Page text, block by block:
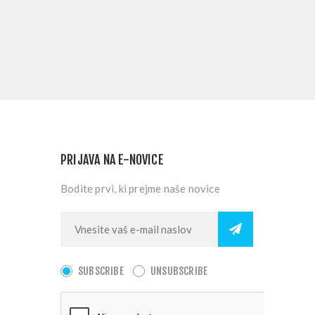
PRIJAVA NA E-NOVICE
Bodite prvi, ki prejme naše novice
SUBSCRIBE UNSUBSCRIBE